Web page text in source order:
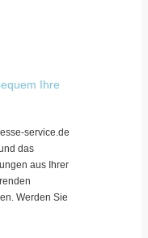
Ihre
service.de
das
aus Ihrer
Werden Sie